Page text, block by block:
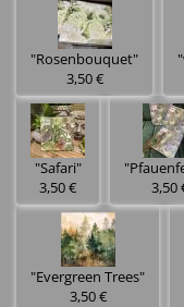
"Rosenbouquet"
3,50 €
"Safari"
3,50 €
3,50
"Evergreen Trees"
3,50 €